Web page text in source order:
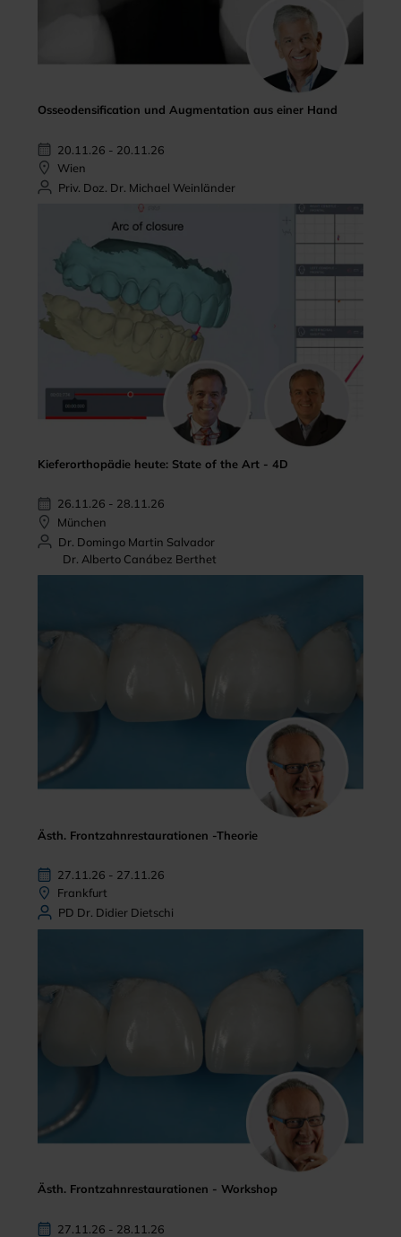
Osseodensification und Augmentation aus einer Hand
20.11.26 - 20.11.26
Wien
Priv. Doz. Dr. Michael Weinländer
Kieferorthopädie heute: State of the Art - 4D
26.11.26 - 28.11.26
München
Dr. Domingo Martin Salvador
Dr. Alberto Canábez Berthet
Ästh. Frontzahnrestaurationen -Theorie
27.11.26 - 27.11.26
Frankfurt
PD Dr. Didier Dietschi
Ästh. Frontzahnrestaurationen - Workshop
27.11.26 - 28.11.26